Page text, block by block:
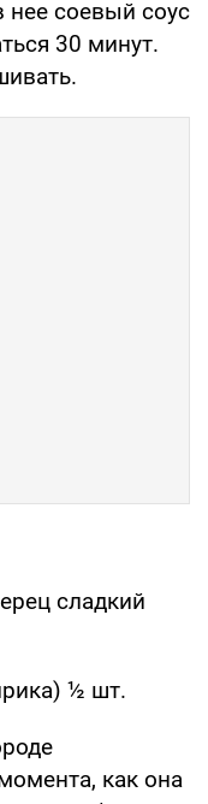
соевый соус
30 минут.
сладкий
½ шт.
как она